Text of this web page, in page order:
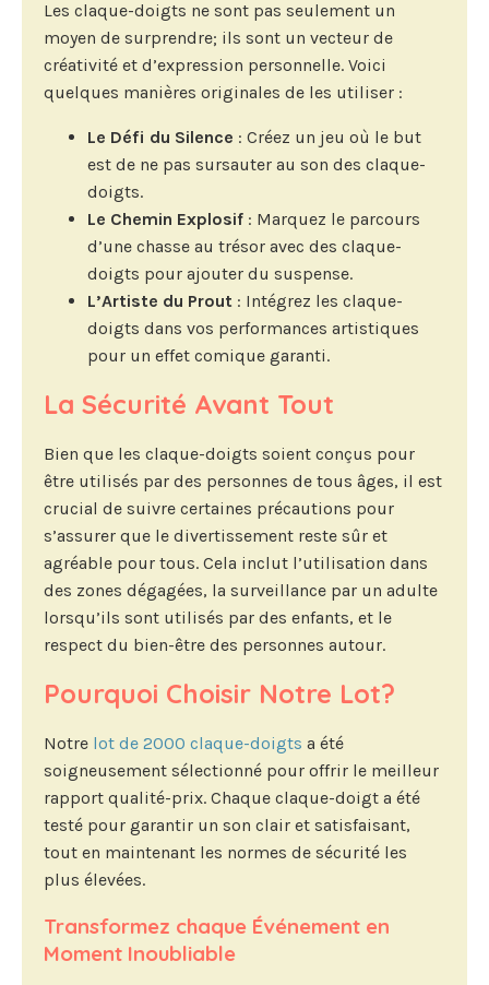
Les claque-doigts ne sont pas seulement un
moyen de surprendre; ils sont un vecteur de
créativité et d’expression personnelle. Voici
quelques manières originales de les utiliser :
Le Défi du Silence : Créez un jeu où le but
est de ne pas sursauter au son des claque-
doigts.
Le Chemin Explosif : Marquez le parcours
d’une chasse au trésor avec des claque-
doigts pour ajouter du suspense.
L’Artiste du Prout : Intégrez les claque-
doigts dans vos performances artistiques
pour un effet comique garanti.
La Sécurité Avant Tout
Bien que les claque-doigts soient conçus pour
être utilisés par des personnes de tous âges, il est
crucial de suivre certaines précautions pour
s’assurer que le divertissement reste sûr et
agréable pour tous. Cela inclut l’utilisation dans
des zones dégagées, la surveillance par un adulte
lorsqu’ils sont utilisés par des enfants, et le
respect du bien-être des personnes autour.
Pourquoi Choisir Notre Lot?
Notre lot de 2000 claque-doigts a été
soigneusement sélectionné pour offrir le meilleur
rapport qualité-prix. Chaque claque-doigt a été
testé pour garantir un son clair et satisfaisant,
tout en maintenant les normes de sécurité les
plus élevées.
Transformez chaque Événement en
Moment Inoubliable